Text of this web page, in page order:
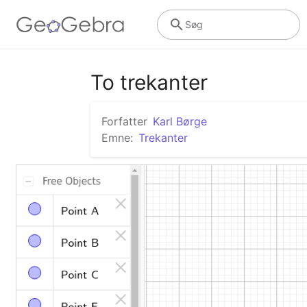
Søg
To trekanter
Forfatter Karl Børge
Emne: Trekanter